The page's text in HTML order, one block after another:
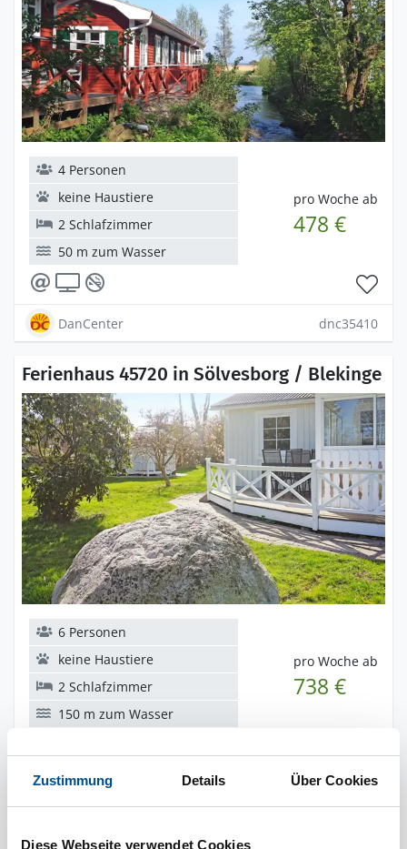
Zustimmung Details Über Cookies
Diese Webseite verwendet Cookies
pro Woche ab
478 €
4 Personen
keine Haustiere
2 Schlafzimmer
50 m zum Wasser
DanCenter dnc35410
Ferienhaus 45720 in Sölvesborg / Blekinge
pro Woche ab
738 €
6 Personen
keine Haustiere
2 Schlafzimmer
150 m zum Wasser
DanCenter dnc45720
Ferienhaus 57501 in Sölvesborg / Blekinge